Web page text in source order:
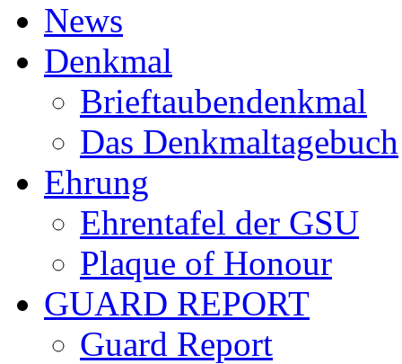
News
Denkmal
Brieftaubendenkmal
Das Denkmaltagebuch
Ehrung
Ehrentafel der GSU
Plaque of Honour
GUARD REPORT
Guard Report